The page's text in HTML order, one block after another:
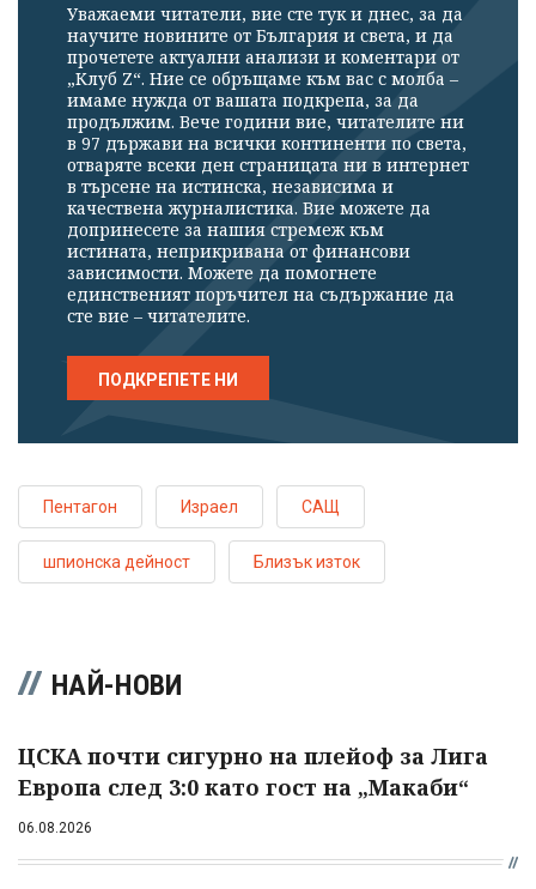
Уважаеми читатели, вие сте тук и днес, за да
научите новините от България и света, и да
прочетете актуални анализи и коментари от
„Клуб Z“. Ние се обръщаме към вас с молба –
имаме нужда от вашата подкрепа, за да
продължим. Вече години вие, читателите ни
в 97 държави на всички континенти по света,
отваряте всеки ден страницата ни в интернет
в търсене на истинска, независима и
качествена журналистика. Вие можете да
допринесете за нашия стремеж към
истината, неприкривана от финансови
зависимости. Можете да помогнете
единственият поръчител на съдържание да
сте вие – читателите.
ПОДКРЕПЕТЕ НИ
Пентагон Израел САЩ
шпионска дейност Близък изток
НАЙ-НОВИ
ЦСКА почти сигурно на плейоф за Лига
Европа след 3:0 като гост на „Макаби“
06.08.2026